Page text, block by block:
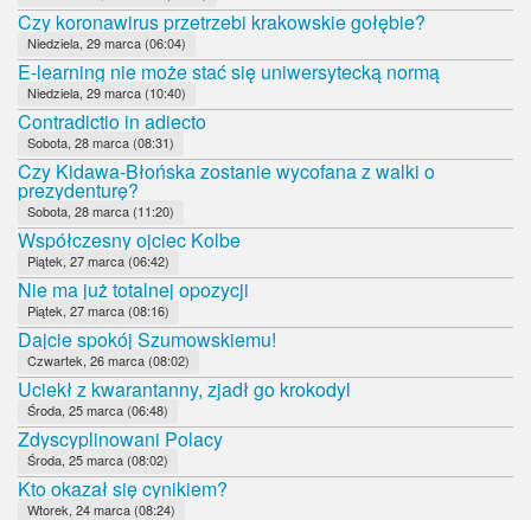
Czy koronawirus przetrzebi krakowskie gołębie?
Niedziela, 29 marca (06:04)
E-learning nie może stać się uniwersytecką normą
Niedziela, 29 marca (10:40)
Contradictio in adiecto
Sobota, 28 marca (08:31)
Czy Kidawa-Błońska zostanie wycofana z walki o
prezydenturę?
Sobota, 28 marca (11:20)
Współczesny ojciec Kolbe
Piątek, 27 marca (06:42)
Nie ma już totalnej opozycji
Piątek, 27 marca (08:16)
Dajcie spokój Szumowskiemu!
Czwartek, 26 marca (08:02)
Uciekł z kwarantanny, zjadł go krokodyl
Środa, 25 marca (06:48)
Zdyscyplinowani Polacy
Środa, 25 marca (08:02)
Kto okazał się cynikiem?
Wtorek, 24 marca (08:24)